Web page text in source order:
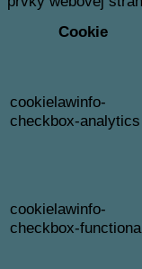
Cookie
cookielawinfo-
checkbox-analytics
cookielawinfo-
checkbox-